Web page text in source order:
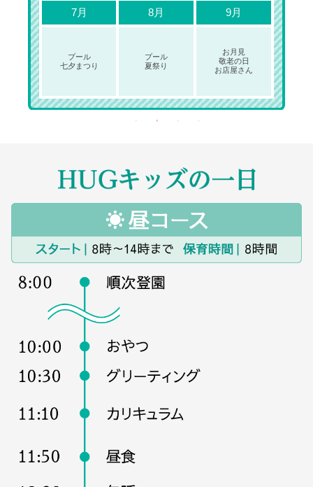
7月 8月 9月
プール
七夕まつり
プール
夏祭り
お月見
敬老の日
お店屋さん